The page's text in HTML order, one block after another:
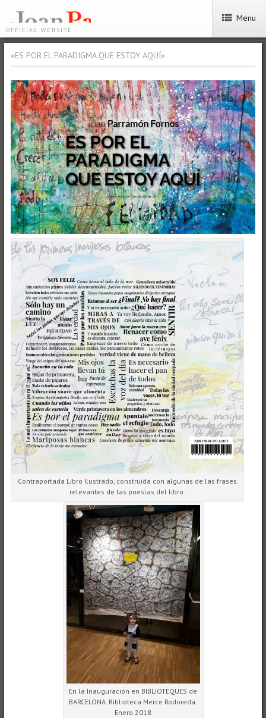
OFFICIAL WEBSITE
Menu
«ES POR EL PARADIGMA QUE ESTOY AQUÍ»
Contraportada Libro Ilustrado, construida con algunas de las frases
relevantes de las poesías del libro.
En la Inauguración en BIBLIOTEQUES de
BARCELONA. Biblioteca Merce Rodoreda.
Enero 2018